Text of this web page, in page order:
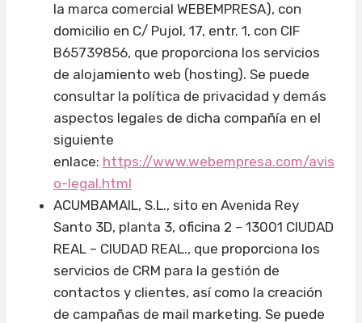
la marca comercial WEBEMPRESA), con
domicilio en C/ Pujol, 17, entr. 1, con CIF
B65739856, que proporciona los servicios
de alojamiento web (hosting). Se puede
consultar la política de privacidad y demás
aspectos legales de dicha compañía en el
siguiente
enlace: https://www.webempresa.com/avis
o-legal.html
ACUMBAMAIL, S.L., sito en Avenida Rey
Santo 3D, planta 3, oficina 2 – 13001 CIUDAD
REAL – CIUDAD REAL., que proporciona los
servicios de CRM para la gestión de
contactos y clientes, así como la creación
de campañas de mail marketing. Se puede